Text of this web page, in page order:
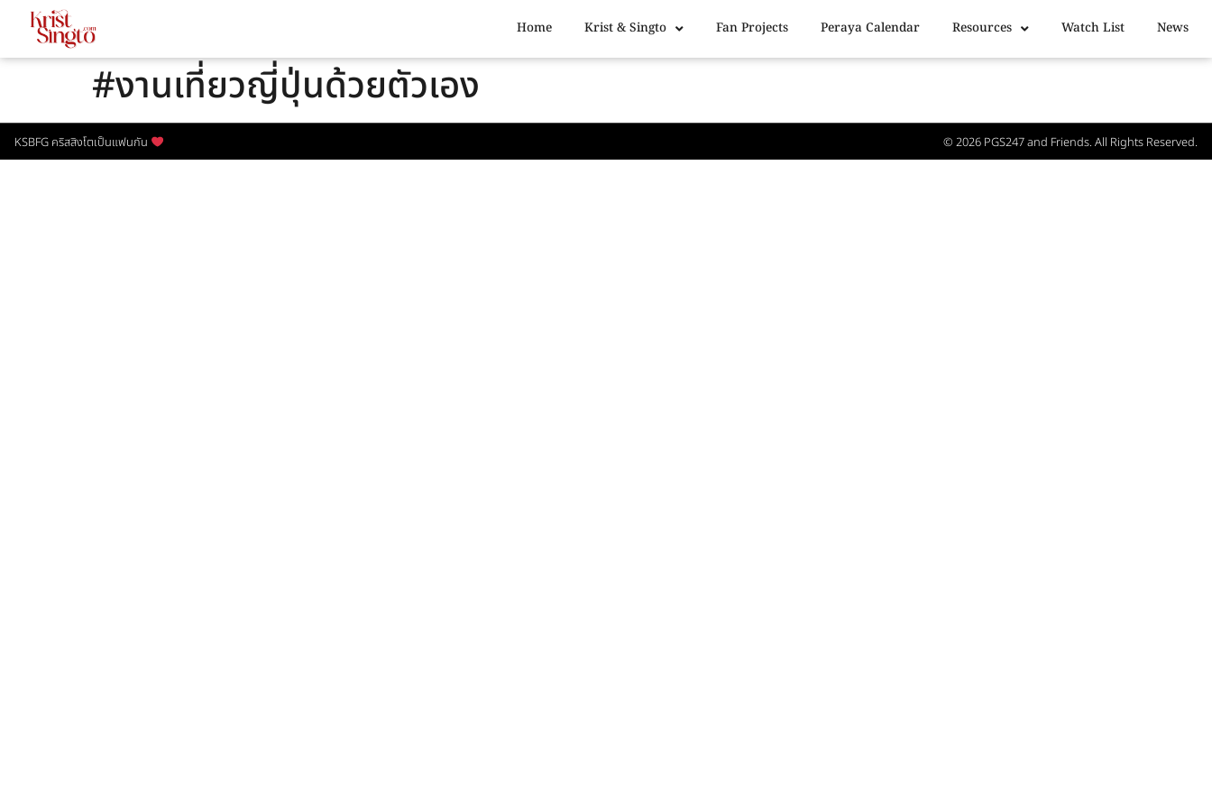
Home Krist & Singto Fan Projects Peraya Calendar Resources Watch List News
#งานเที่ยวญี่ปุ่นด้วยตัวเอง
KSBFG คริสสิงโตเป็นแฟนกัน © 2026 PGS247and Friends. All Rights Reserved.